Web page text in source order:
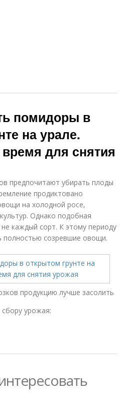
помидоры в
на урале.
для снятия
предпочитают убирать плоды
продиктовано
на холодной росе,
Однако подобная
каждый сорт. К этому периоду
полностью созревшие овощи.
продукцию лучше засолить
урожая: